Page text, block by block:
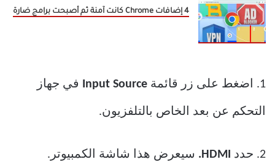
4 إضافات Chrome كانت آمنة ثم أصبحت برامج ضارة
1. اضغط على زر قائمة Input Source في جهاز
التحكم عن بعد الخاص بالتلفزيون.
2. حدد HDMI. سيعرض هذا شاشة الكمبيوتر.